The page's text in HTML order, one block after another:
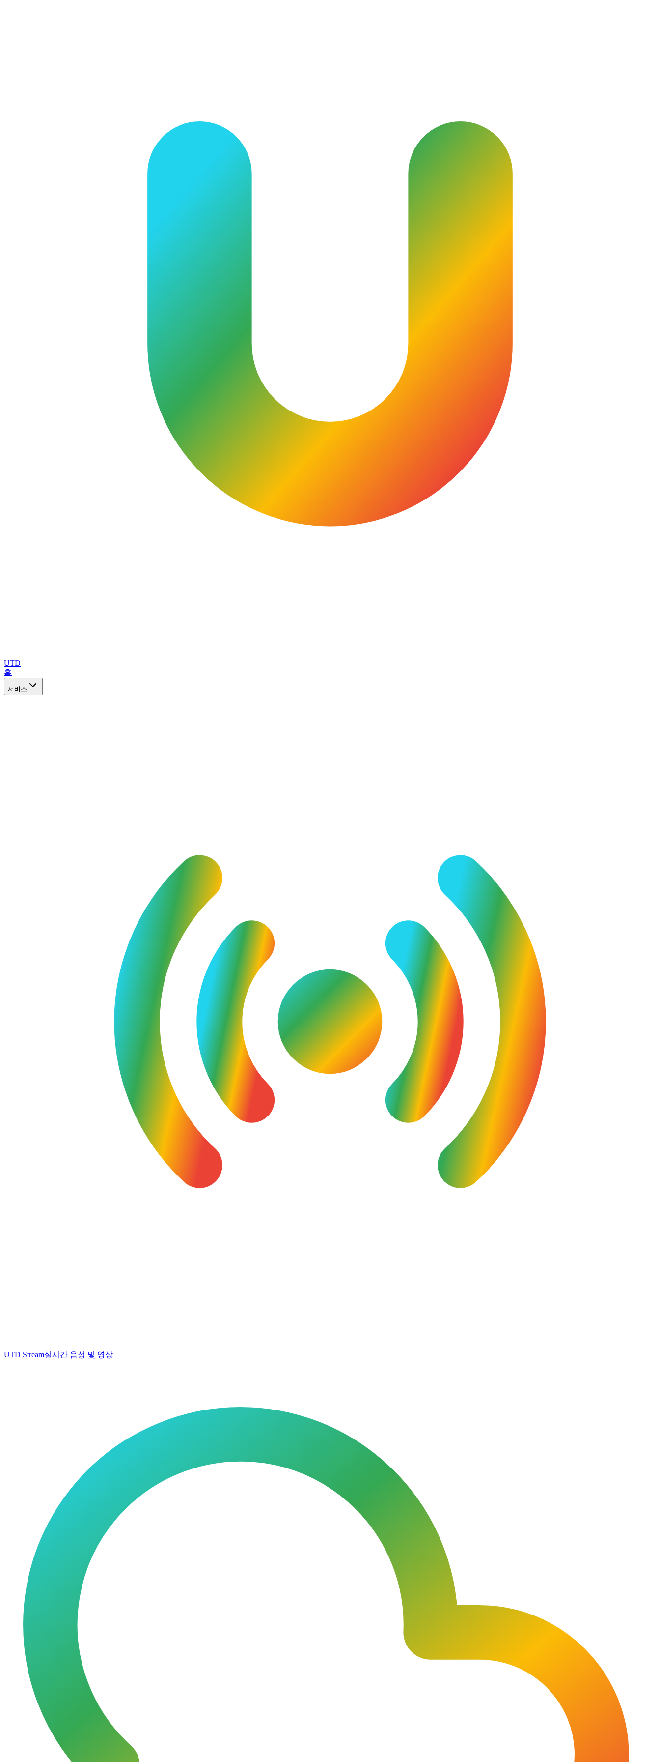
UTD
홈
서비스
UTD Stream실시간 음성 및 영상